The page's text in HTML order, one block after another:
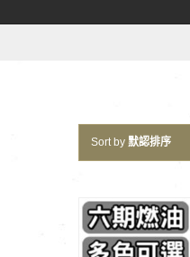
Sort by 默認排序